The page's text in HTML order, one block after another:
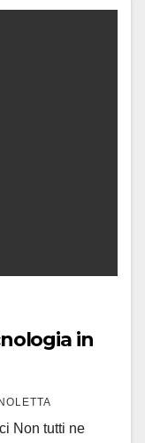
in
Non tutti ne